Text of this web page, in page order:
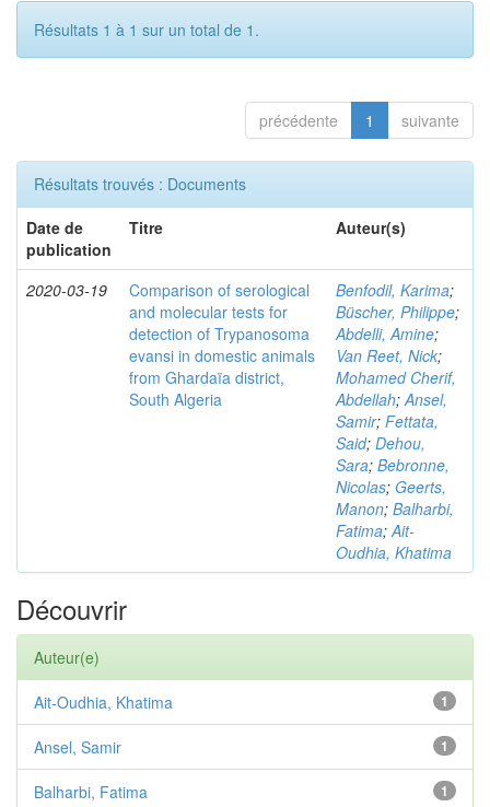
Résultats 1 à 1 sur un total de 1.
précédente 1 suivante
Résultats trouvés : Documents
Date de
publication
Titre Auteur(s)
2020-03-19
Comparison of serological
and molecular tests for
detection of Trypanosoma
evansi in domestic animals
from Ghardaïa district,
South Algeria
Benfodil, Karima;
Büscher, Philippe;
Abdelli, Amine;
Van Reet, Nick;
Mohamed Cherif,
Abdellah;Ansel,
Samir; Fettata,
Said; Dehou,
Sara; Bebronne,
Nicolas; Geerts,
Manon; Balharbi,
Fatima;Ait-
Oudhia, Khatima
Découvrir
Auteur(e)
1
Ait-Oudhia, Khatima
1
Ansel, Samir
1
Balharbi, Fatima